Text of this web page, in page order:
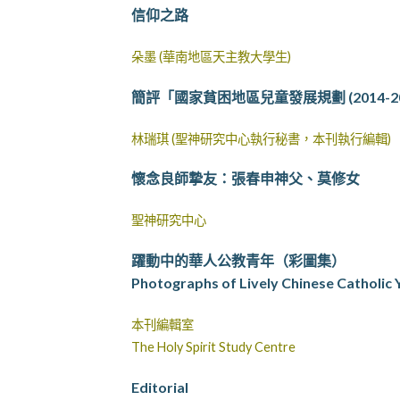
信仰之路
朵墨 (華南地區天主教大學生)
簡評「國家貧困地區兒童發展規劃 (2014-
林瑞琪 (聖神研究中心執行秘書，本刊執行編輯)
懷念良師摯友：張春申神父、莫修女
聖神研究中心
躍動中的華人公教青年（彩圖集）
Photographs of Lively Chinese Catholic
本刊編輯室
The Holy Spirit Study Centre
Editorial